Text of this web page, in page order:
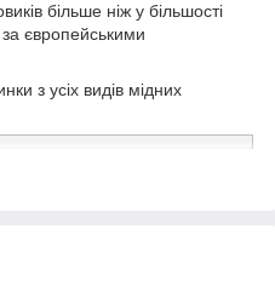
більше ніж у більшості
за європейськими
з усіх видів мідних